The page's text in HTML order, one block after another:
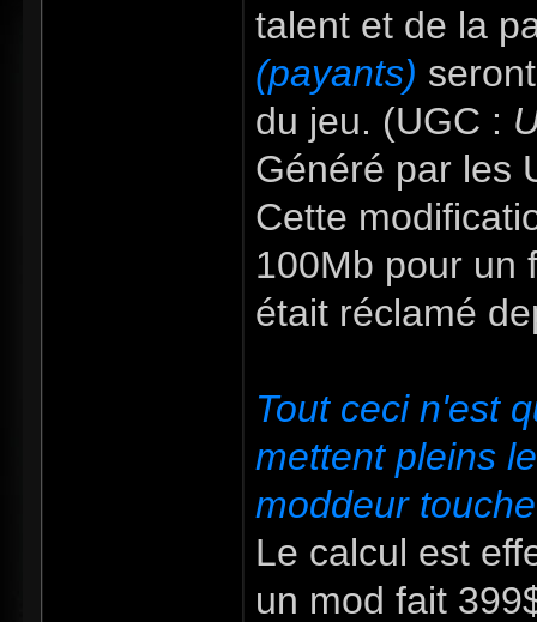
talent et de la
(payants)
du jeu. (UGC :
Généré par les
Cette
100Mb pour un
était réclamé
Tout ceci n'est
mettent pleins
moddeur
Le calcul est
un mod fait